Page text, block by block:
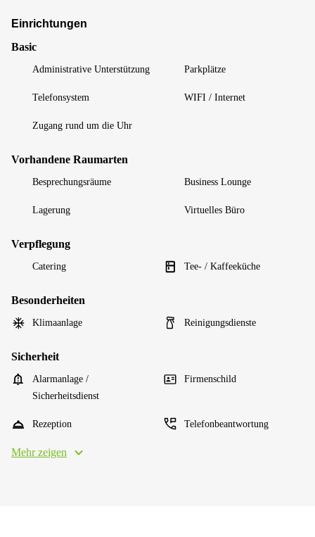
Einrichtungen
Basic
Administrative Unterstützung Parkplätze
Telefonsystem WIFI / Internet
Zugang rund um die Uhr
Vorhandene Raumarten
Besprechungsräume Business Lounge
Lagerung Virtuelles Büro
Verpflegung
Catering Tee- / Kaffeeküche
Besonderheiten
Klimaanlage Reinigungsdienste
Sicherheit
Alarmanlage /
Sicherheitsdienst
Firmenschild
Rezeption Telefonbeantwortung
Mehr zeigen